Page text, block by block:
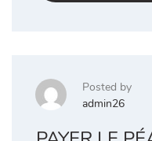
Posted by
admin26